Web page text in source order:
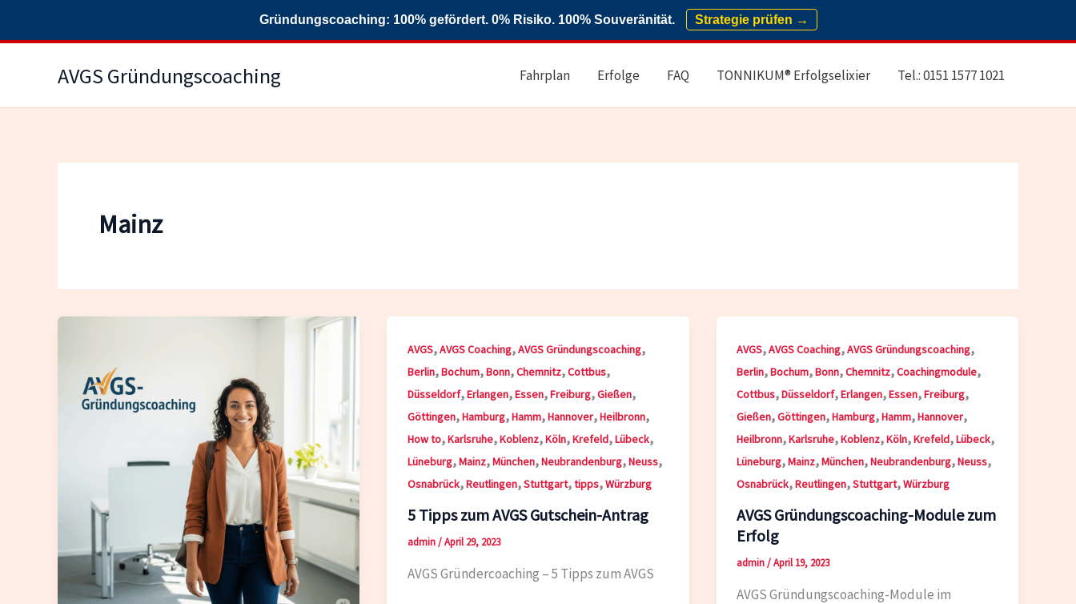
Gründungscoaching: 100% gefördert. 0% Risiko. 100% Souveränität. Strategie prüfen →
AVGS Gründungscoaching Fahrplan Erfolge FAQ TONNIKUM® Erfolgselixier Tel.: 0151 1577 1021
Mainz
AVGS,AVGS Coaching,AVGS Gründungscoaching,
Berlin,Bochum,Bonn,Chemnitz,Cottbus,
Düsseldorf,Erlangen,Essen,Freiburg,Gießen,
Göttingen,Hamburg,Hamm,Hannover,Heilbronn,
How to,Karlsruhe,Koblenz,Köln,Krefeld,Lübeck,
Lüneburg,Mainz,München,Neubrandenburg,Neuss,
Osnabrück,Reutlingen,Stuttgart,tipps,Würzburg
5 Tipps zum AVGS Gutschein-Antrag
admin/April 29, 2023
AVGS Gründercoaching – 5 Tipps zum AVGS
AVGS,AVGS Coaching,AVGS Gründungscoaching,
Berlin,Bochum,Bonn,Chemnitz,Coachingmodule,
Cottbus,Düsseldorf,Erlangen,Essen,Freiburg,
Gießen,Göttingen,Hamburg,Hamm,Hannover,
Heilbronn,Karlsruhe,Koblenz,Köln,Krefeld,Lübeck,
Lüneburg,Mainz,München,Neubrandenburg,Neuss,
Osnabrück,Reutlingen,Stuttgart,Würzburg
AVGS Gründungscoaching-Module zum
Erfolg
admin/April 19, 2023
AVGS Gründungscoaching-Module im